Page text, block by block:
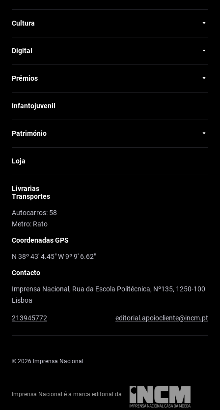
Cultura
Digital
Prémios
Infantojuvenil
Património
Loja
Livrarias
Transportes
Autocarros: 58
Metro: Rato
Coordenadas GPS
N 38º 43' 4.45" W 9º 9' 6.62"
Contacto
Imprensa Nacional, Rua da Escola Politécnica, Nº135, 1250-100
Lisboa
213945772 editorial.apoiocliente@incm.pt
© 2026 Imprensa Nacional
Imprensa Nacional é a marca editorial da